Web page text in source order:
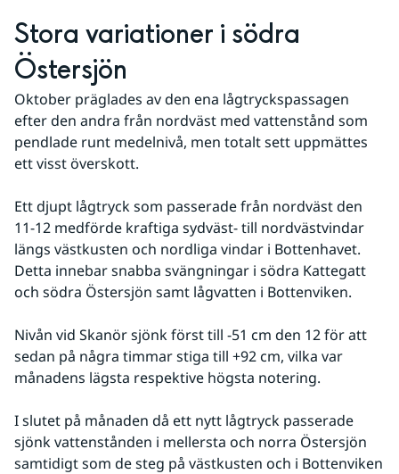
Stora variationer i södra
Östersjön
Oktober präglades av den ena lågtryckspassagen
efter den andra från nordväst med vattenstånd som
pendlade runt medelnivå, men totalt sett uppmättes
ett visst överskott.
Ett djupt lågtryck som passerade från nordväst den
11-12 medförde kraftiga sydväst- till nordvästvindar
längs västkusten och nordliga vindar i Bottenhavet.
Detta innebar snabba svängningar i södra Kattegatt
och södra Östersjön samt lågvatten i Bottenviken.
Nivån vid Skanör sjönk först till -51 cm den 12 för att
sedan på några timmar stiga till +92 cm, vilka var
månadens lägsta respektive högsta notering.
I slutet på månaden då ett nytt lågtryck passerade
sjönk vattenstånden i mellersta och norra Östersjön
samtidigt som de steg på västkusten och i Bottenviken